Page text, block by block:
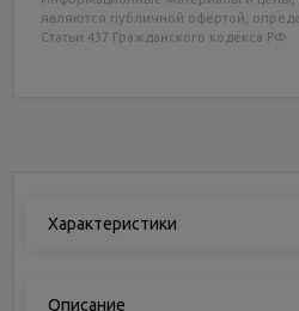
являются публичной офертой,
Статьи 437 Гражданского кодекса РФ.
Характеристики
Описание